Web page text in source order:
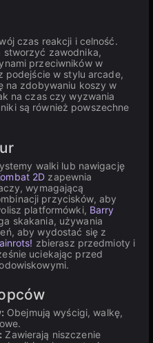
czas reakcji i celność.
stworzyć zawodnika,
przeciwników w
podejście w stylu arcade,
na zdobywaniu koszy w
na czas czy wyzwania
są również powszechne
walki lub nawigację
2D zapewnia
wymagającą
przycisków, aby
platformówki, Barry
skakania, używania
aby wydostać się z
zbierasz przedmioty i
uciekając przed
Obejmują wyścigi, walkę,
Zawierają niszczenie